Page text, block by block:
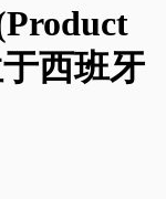
西班牙